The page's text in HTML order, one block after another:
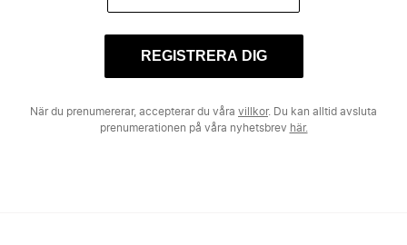
REGISTRERA DIG
När du prenumererar, accepterar du våra villkor. Du kan alltid avsluta
prenumerationen på våra nyhetsbrev här.